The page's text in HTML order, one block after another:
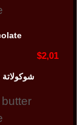
شوكولاتة دبي
$2,01